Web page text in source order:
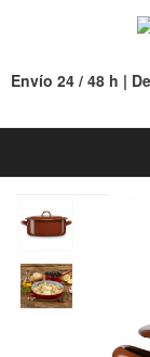
Envío 24 / 48 h |